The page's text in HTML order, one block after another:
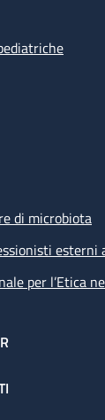
di microbiota
per l’Etica